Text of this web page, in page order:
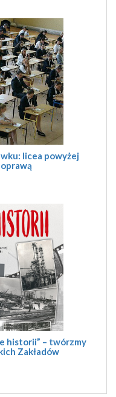
licea powyżej
historii” – twórzmy
Zakładów